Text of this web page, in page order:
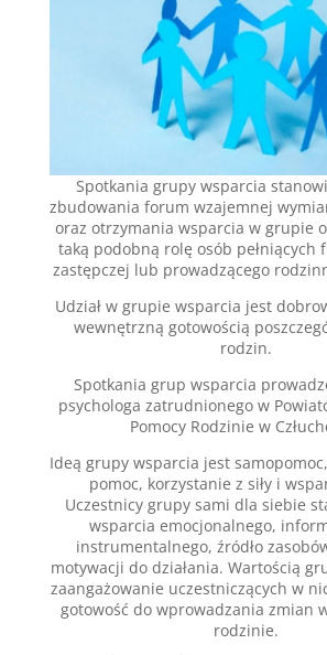
Spotkania grupy wsparcia
zbudowania forum wzajemnej
oraz otrzymania wsparcia w grupie
taką podobną rolę osób pełniących
zastępczej lub prowadzącego
Udział w grupie wsparcia jest
wewnętrzną gotowością
rodzin.
Spotkania grup wsparcia
psychologa zatrudnionego w
Pomocy Rodzinie w
Ideą grupy wsparcia jest
pomoc, korzystanie z siły i
Uczestnicy grupy sami dla siebie
wsparcia emocjonalnego,
instrumentalnego, źródło
motywacji do działania. Wartością
zaangażowanie uczestniczących w
gotowość do wprowadzania zmian
rodzinie.